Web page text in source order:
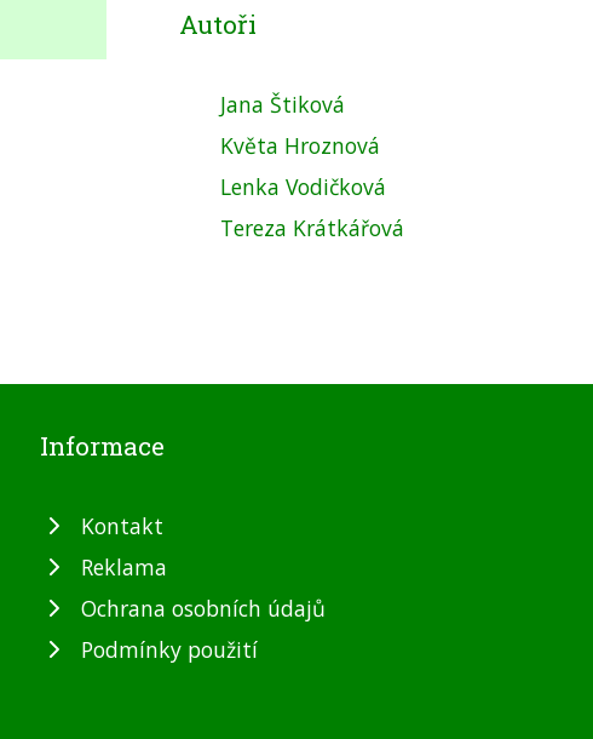
Autoři
Jana Štiková
Květa Hroznová
Lenka Vodičková
Tereza Krátkářová
Informace
Kontakt
Reklama
Ochrana osobních údajů
Podmínky použití